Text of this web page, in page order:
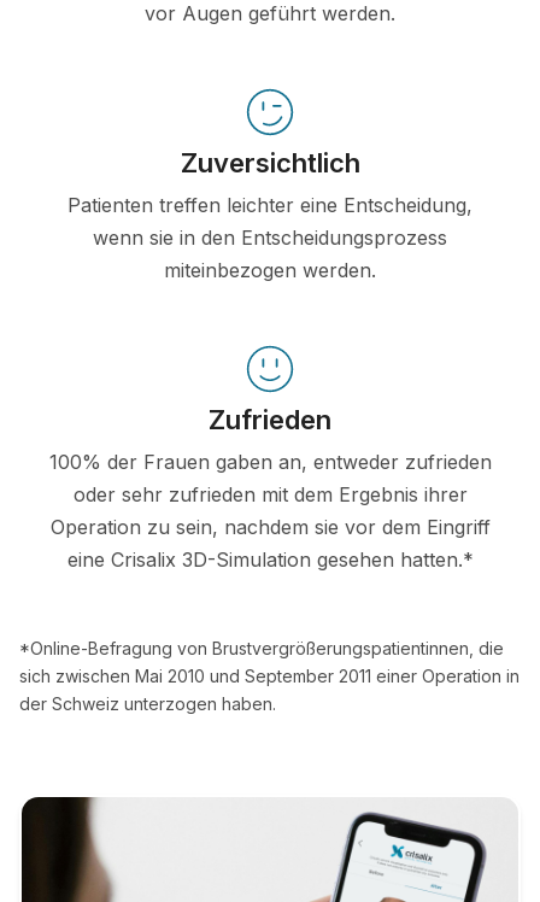
vor Augen geführt werden.
Zuversichtlich
Patienten treffen leichter eine Entscheidung,
wenn sie in den Entscheidungsprozess
miteinbezogen werden.
Zufrieden
100% der Frauen gaben an, entweder zufrieden
oder sehr zufrieden mit dem Ergebnis ihrer
Operation zu sein, nachdem sie vor dem Eingriff
eine Crisalix 3D-Simulation gesehen hatten.*
*Online-Befragung von Brustvergrößerungspatientinnen, die
sich zwischen Mai 2010 und September 2011 einer Operation in
der Schweiz unterzogen haben.